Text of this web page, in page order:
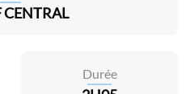
CENTRAL
Durée